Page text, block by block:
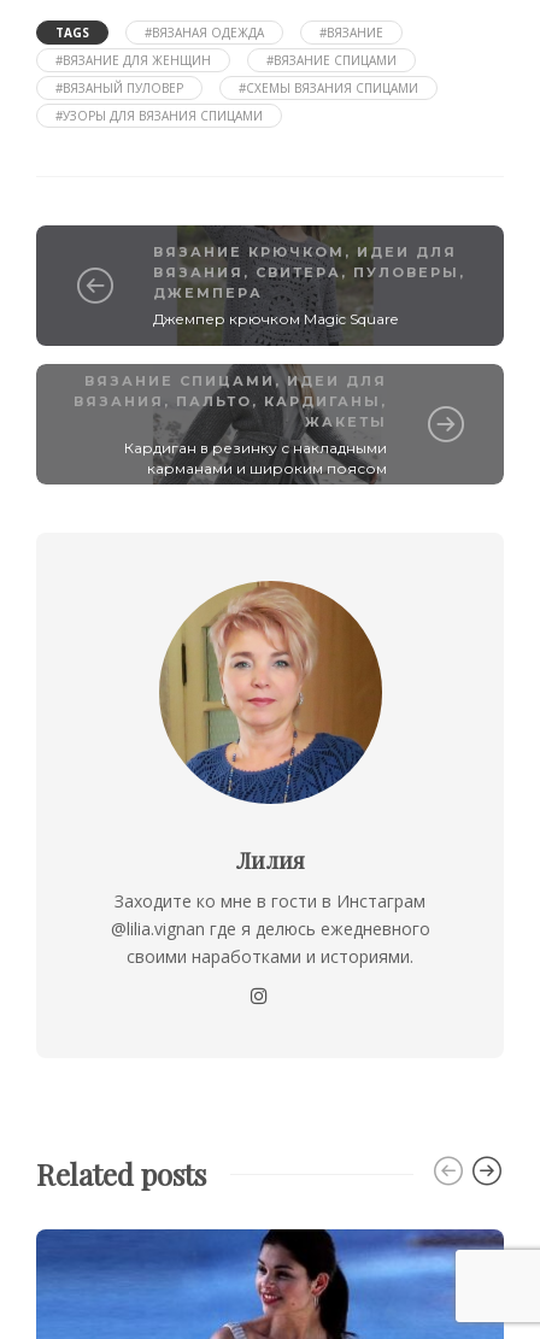
TAGS #ВЯЗАНАЯ ОДЕЖДА
#ВЯЗАНИЕ
#ВЯЗАНИЕ ДЛЯ ЖЕНЩИН
#ВЯЗАНИЕ СПИЦАМИ
#ВЯЗАНЫЙ ПУЛОВЕР
#СХЕМЫ ВЯЗАНИЯ СПИЦАМИ
#УЗОРЫ ДЛЯ ВЯЗАНИЯ СПИЦАМИ
ВЯЗАНИЕ КРЮЧКОМ , ИДЕИ ДЛЯ
ВЯЗАНИЯ , СВИТЕРА, ПУЛОВЕРЫ,
ДЖЕМПЕРА
Джемпер крючком Magic Square
ВЯЗАНИЕ СПИЦАМИ,ИДЕИ ДЛЯ
ВЯЗАНИЯ , ПАЛЬТО, КАРДИГАНЫ,
ЖАКЕТЫ
Кардиган в резинку с накладными
карманами и широким поясом
Лилия
Заходите ко мне в гости в Инстаграм
@lilia.vignan где я делюсь ежедневного
своими наработками и историями.
Related posts